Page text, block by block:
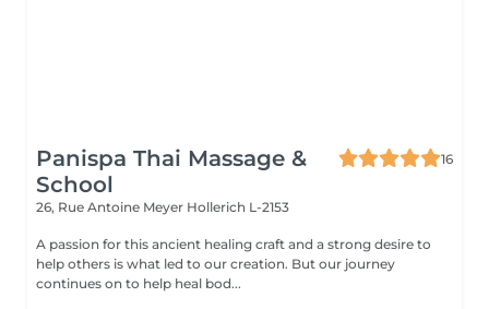
Panispa Thai Massage &
School
16
26, Rue Antoine Meyer Hollerich L-2153
A passion for this ancient healing craft and a strong desire to
help others is what led to our creation. But our journey
continues on to help heal bod...